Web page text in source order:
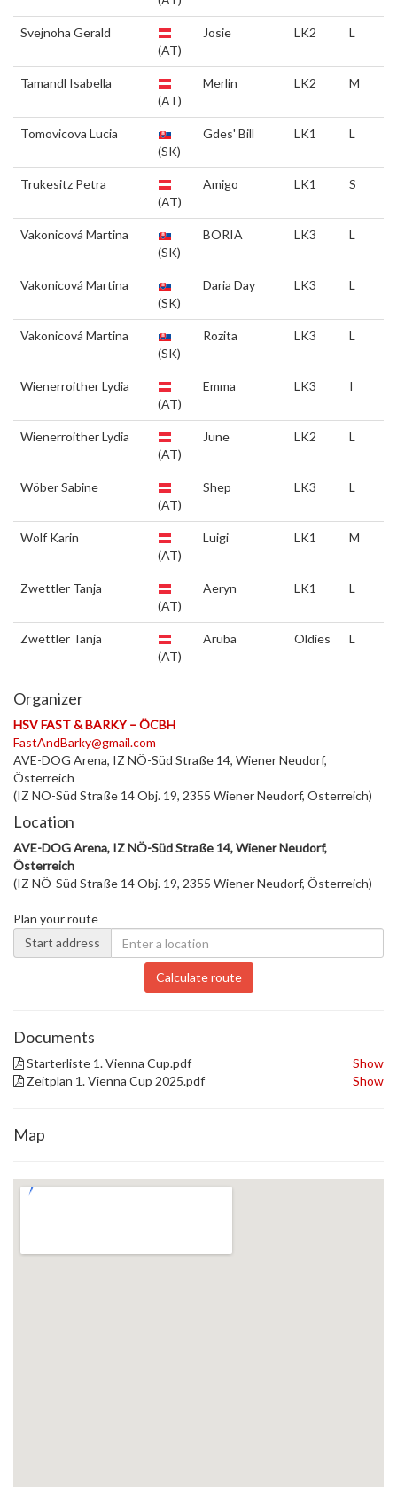
Svejnoha Gerald
(AT)
Josie LK2 L
Tamandl Isabella
(AT)
Merlin LK2 M
Tomovicova Lucia
(SK)
Gdes' Bill LK1 L
Trukesitz Petra
(AT)
Amigo LK1 S
Vakonicová Martina
(SK)
BORIA LK3 L
Vakonicová Martina
(SK)
Daria Day LK3 L
Vakonicová Martina
(SK)
Rozita LK3 L
Wienerroither Lydia
(AT)
Emma LK3 I
Wienerroither Lydia
(AT)
June LK2 L
Wöber Sabine
(AT)
Shep LK3 L
Wolf Karin
(AT)
Luigi LK1 M
Zwettler Tanja
(AT)
Aeryn LK1 L
Zwettler Tanja
(AT)
Aruba Oldies L
Organizer
HSV FAST & BARKY – ÖCBH
FastAndBarky@gmail.com
AVE-DOG Arena, IZ NÖ-Süd Straße 14, Wiener Neudorf,
Österreich
(IZ NÖ-Süd Straße 14 Obj. 19, 2355 Wiener Neudorf, Österreich)
Location
AVE-DOG Arena, IZ NÖ-Süd Straße 14, Wiener Neudorf,
Österreich
(IZ NÖ-Süd Straße 14 Obj. 19, 2355 Wiener Neudorf, Österreich)
Plan your route
Start address
Calculate route
Documents
Starterliste 1. Vienna Cup.pdf
Show
Zeitplan 1. Vienna Cup 2025.pdf
Show
Map